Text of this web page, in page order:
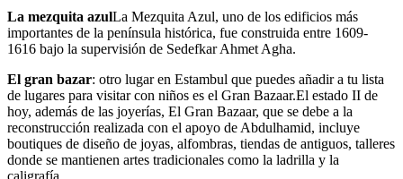
La mezquita azulLa Mezquita Azul, uno de los edificios más
importantes de la península histórica, fue construida entre 1609-
1616 bajo la supervisión de Sedefkar Ahmet Agha.
El gran bazar: otro lugar en Estambul que puedes añadir a tu lista
de lugares para visitar con niños es el Gran Bazaar.El estado II de
hoy, además de las joyerías, El Gran Bazaar, que se debe a la
reconstrucción realizada con el apoyo de Abdulhamid, incluye
boutiques de diseño de joyas, alfombras, tiendas de antiguos, talleres
donde se mantienen artes tradicionales como la ladrilla y la